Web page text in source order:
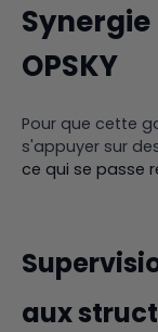
OPSKY
Pour que cette
s'appuyer sur
ce qui se passe
aux